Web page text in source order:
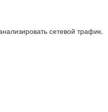
сетевой трафик.